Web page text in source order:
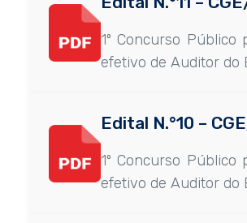
1º Concurso
efetivo de Auditor do
Edital N.°10 –
1º Concurso
efetivo de Auditor do